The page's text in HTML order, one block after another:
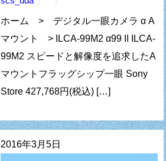
ホーム > デジタル一眼カメラ α A
マウント > ILCA-99M2 α99 II ILCA-
99M2 スピードと解像度を追求したA
マウントフラッグシップ一眼 Sony
Store 427,768円(税込) […]
2016年3月5日